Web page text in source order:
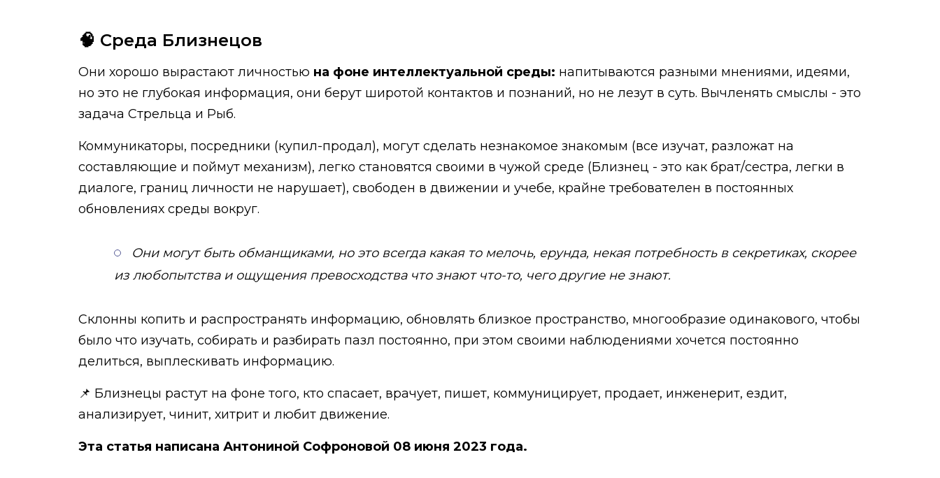
🧠 Среда Близнецов
Они хорошо вырастают личностью на фоне интеллектуальной среды: напитываются разными мнениями, идеями,
но это не глубокая информация, они берут широтой контактов и познаний, но не лезут в суть. Вычленять смыслы - это
задача Стрельца и Рыб.
Коммуникаторы, посредники (купил-продал), могут сделать незнакомое знакомым (все изучат, разложат на
составляющие и поймут механизм), легко становятся своими в чужой среде (Близнец - это как брат/сестра, легки в
диалоге, границ личности не нарушает), свободен в движении и учебе, крайне требователен в постоянных
обновлениях среды вокруг.
Они могут быть обманщиками, но это всегда какая то мелочь, ерунда, некая потребность в секретиках, скорее
из любопытства и ощущения превосходства что знают что-то, чего другие не знают.
Склонны копить и распространять информацию, обновлять близкое пространство, многообразие одинакового, чтобы
было что изучать, собирать и разбирать пазл постоянно, при этом своими наблюдениями хочется постоянно
делиться, выплескивать информацию.
📌 Близнецы растут на фоне того, кто спасает, врачует, пишет, коммуницирует, продает, инженерит, ездит,
анализирует, чинит, хитрит и любит движение.
Эта статья написана Антониной Софроновой 08 июня 2023 года.